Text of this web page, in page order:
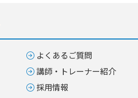
よくあるご質問
講師・トレーナー紹介
採用情報